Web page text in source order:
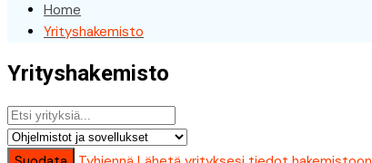
Home
Yrityshakemisto
Yrityshakemisto